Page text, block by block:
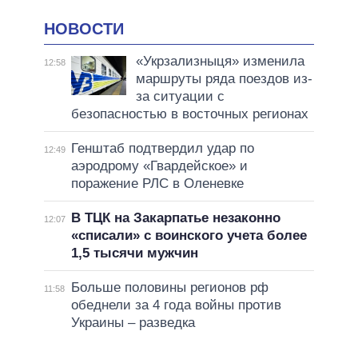
НОВОСТИ
12:58
«Укрзализныця» изменила
маршруты ряда поездов из-
за ситуации с
безопасностью в восточных регионах
12:49
Генштаб подтвердил удар по
аэродрому «Гвардейское» и
поражение РЛС в Оленевке
12:07
В ТЦК на Закарпатье незаконно
«списали» с воинского учета более
1,5 тысячи мужчин
11:58
Больше половины регионов рф
обеднели за 4 года войны против
Украины – разведка